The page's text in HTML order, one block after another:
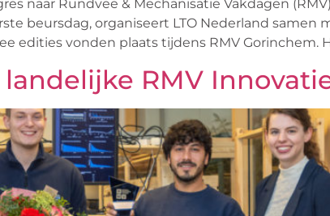
naar Rundvee & Mechanisatie Vakdagen
beursdag, organiseert LTO Nederland samen
edities vonden plaats tijdens RMV Gorinchem.
RMV